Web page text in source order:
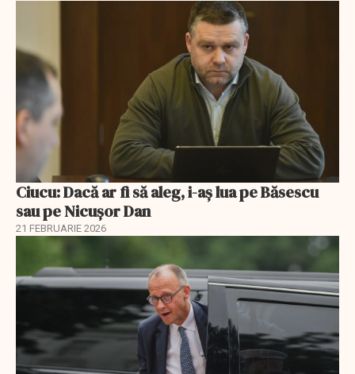
Ciucu: Dacă ar fi să aleg, i-aș lua pe Băsescu
sau pe Nicușor Dan
21 FEBRUARIE 2026